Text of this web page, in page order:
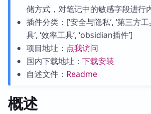
储方式，对笔记中的敏感字段进行
插件分类：[‘安全与隐私’, ‘第三方工
具’, ‘效率工具’, ‘obsidian插件’]
项目地址： 点我访问
国内下载地址： 下载安装
自述文件： Readme
概述